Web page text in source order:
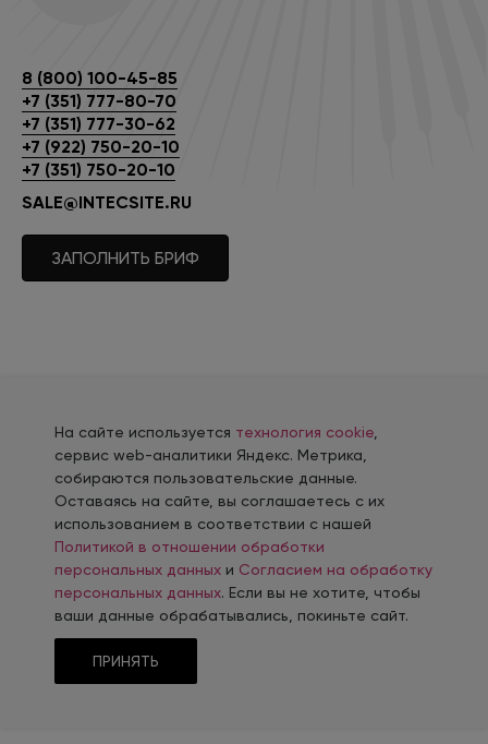
8 (800) 100-45-85
+7 (351) 777-80-70
+7 (351) 777-30-62
+7 (922) 750-20-10
+7 (351) 750-20-10
SALE@INTECSITE.RU
ЗАПОЛНИТЬ БРИФ
Россия
+7
На сайте используется технология cookie
сервис web-аналитики Яндекс. Метрика,
собираются пользовательские данные.
Оставаясь на сайте, вы соглашаетесь с их
использованием в соответствии с нашей
Политикой в отношении обработки
персональных данных и Согласием на обработку
персональных данных. Если вы не хотите, чтобы
ваши данные обрабатывались, покиньте сайт.
ПРИНЯТЬ